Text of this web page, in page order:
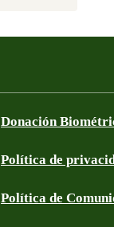
Donación
Política de
Política de